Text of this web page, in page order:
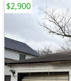
$2,900